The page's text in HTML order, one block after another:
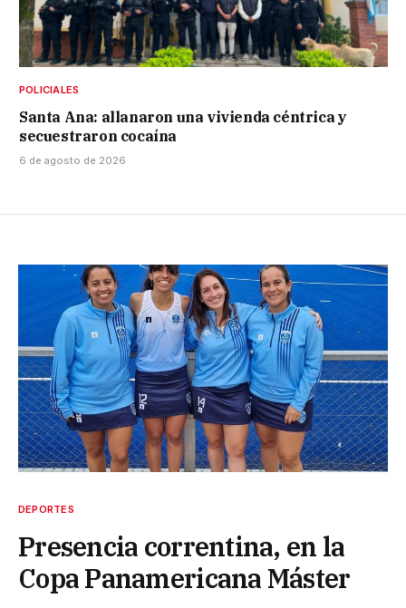
POLICIALES
Santa Ana: allanaron una vivienda céntrica y
secuestraron cocaína
6 de agosto de 2026
DEPORTES
Presencia correntina, en la
Copa Panamericana Máster